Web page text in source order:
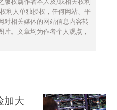
利人单独授权，任何网站、平
对相关媒体的网站信息内容转
。文章均为作者个人观点，
加大